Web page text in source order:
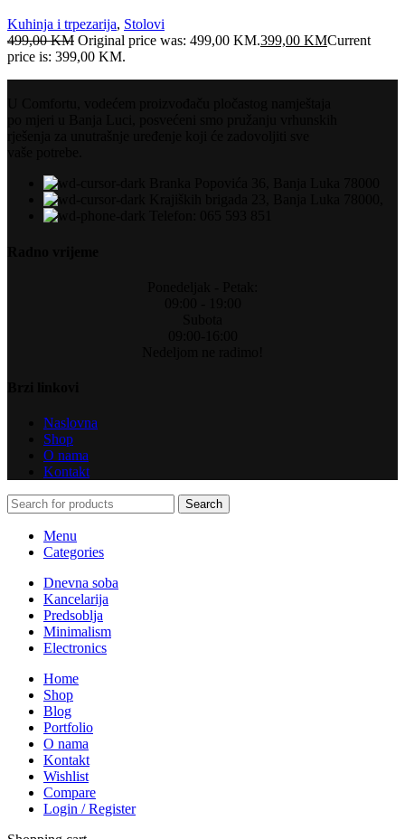
Kuhinja i trpezarija, Stolovi
499,00KM Original price was: 499,00 KM.399,00 KMCurrent
price is: 399,00 KM.
Naslovna
Shop
O nama
Kontakt
Search
Menu
Categories
Dnevna soba
Kancelarija
Predsoblja
Minimalism
Electronics
Home
Shop
Blog
Portfolio
O nama
Kontakt
Wishlist
Compare
Login / Register